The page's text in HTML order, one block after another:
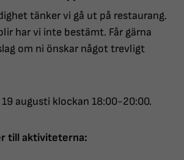
tänker vi gå ut på restaurang.
har vi inte bestämt. Får gärna
om ni önskar något trevligt
19 augusti klockan 18:00-20:00.
till aktiviteterna: